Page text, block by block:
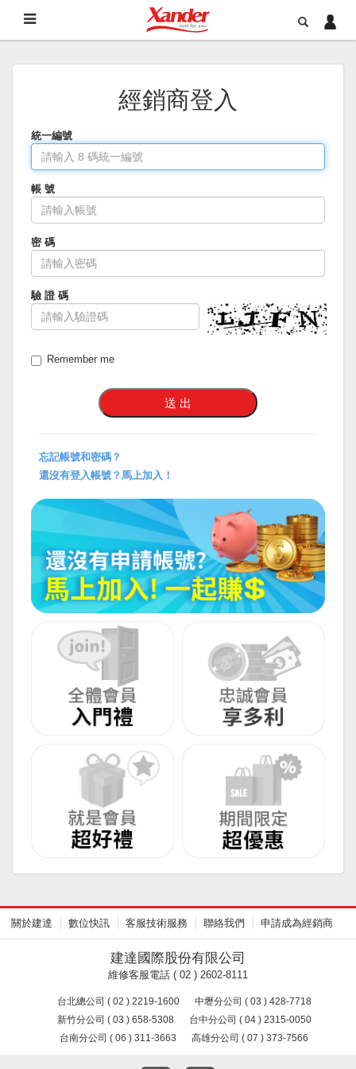
經銷商登入
統一編號
帳 號
密 碼
驗 證 碼
Remember me
忘記帳號和密碼？
還沒有登入帳號？馬上加入！
關於建達 數位快訊 客服技術服務 聯絡我們 申請成為經銷商
建達國際股份有限公司
維修客服電話 ( 02 ) 2602-8111
台北總公司 ( 02 ) 2219-1600
中壢分公司 ( 03 ) 428-7718
新竹分公司 ( 03 ) 658-5308
台中分公司 ( 04 ) 2315-0050
台南分公司 ( 06 ) 311-3663
高雄分公司 ( 07 ) 373-7566